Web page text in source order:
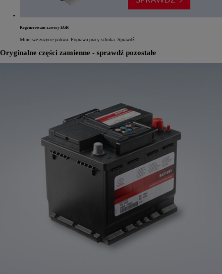
Regenerowane zawory EGR
Mniejsze zużycie paliwa. Poprawa pracy silnika. Sprawdź.
Oryginalne części zamienne - sprawdź pozostałe